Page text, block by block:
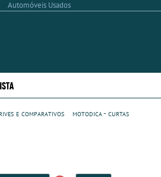
Automóveis Usados
e comparativos
motodica - curtas